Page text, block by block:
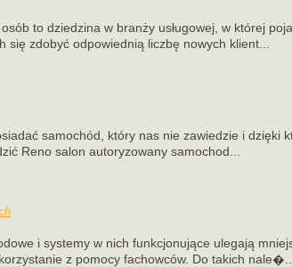
to dziedzina w branży usługowej, w której
się zdobyć odpowiednią liczbę nowych klient...
samochód, który nas nie zawiedzie i dzięki
Reno salon autoryzowany samochod...
i systemy w nich funkcjonujące ulegają
z pomocy fachowców. Do takich